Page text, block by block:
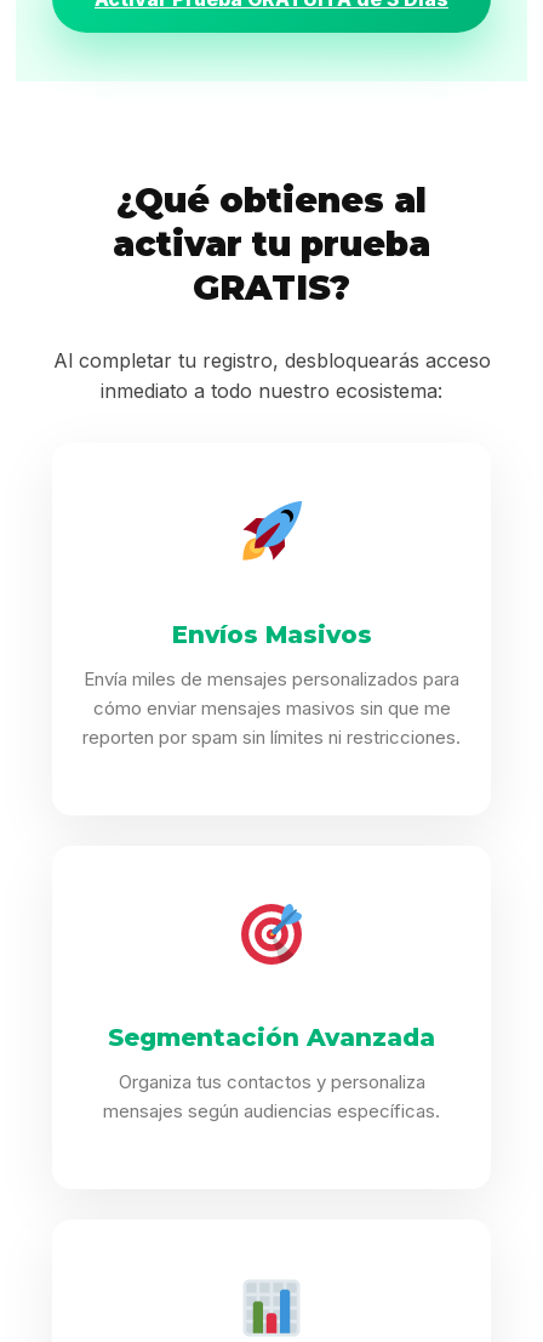
¿Qué obtienes al
activar tu prueba
GRATIS?
Al completar tu registro, desbloquearás acceso
inmediato a todo nuestro ecosistema:
Envíos Masivos
Envía miles de mensajes personalizados para
cómo enviar mensajes masivos sin que me
reporten por spam sin límites ni restricciones.
Segmentación Avanzada
Organiza tus contactos y personaliza
mensajes según audiencias específicas.